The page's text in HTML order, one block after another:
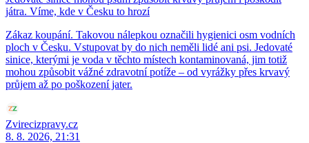
játra. Víme, kde v Česku to hrozí
Zákaz koupání. Takovou nálepkou označili hygienici osm vodních
ploch v Česku. Vstupovat by do nich neměli lidé ani psi. Jedovaté
sinice, kterými je voda v těchto místech kontaminovaná, jim totiž
mohou způsobit vážné zdravotní potíže – od vyrážky přes krvavý
průjem až po poškození jater.
Zvirecizpravy.cz
8. 8. 2026, 21:31